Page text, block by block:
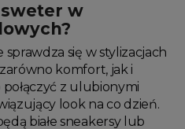
sweter w
sprawdza się w stylizacjach
komfort, jak i
z ulubionymi
look na co dzień.
białe sneakersy lub